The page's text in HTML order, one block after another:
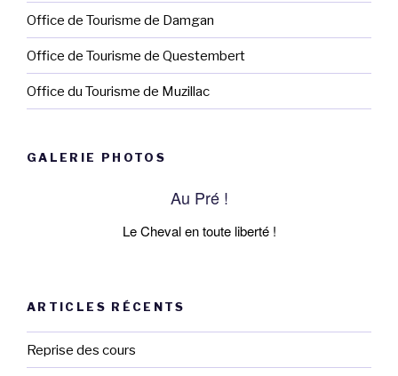
Office de Tourisme de Damgan
Office de Tourisme de Questembert
Office du Tourisme de Muzillac
GALERIE PHOTOS
Au Pré !
Le Cheval en toute liberté !
ARTICLES RÉCENTS
Reprise des cours